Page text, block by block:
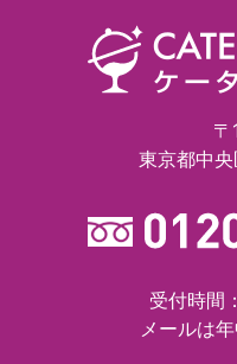
東京都中
受付時間
メールは